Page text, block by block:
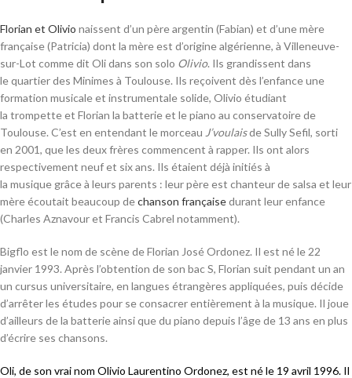
Florian et Olivio naissent d’un père argentin (Fabian) et d’une mère
française (Patricia) dont la mère est d’origine algérienne, à Villeneuve-
sur-Lot comme dit Oli dans son solo Olivio. Ils grandissent dans
le quartier des Minimes à Toulouse. Ils reçoivent dès l’enfance une
formation musicale et instrumentale solide, Olivio étudiant
la trompette et Florian la batterie et le piano au conservatoire de
Toulouse. C’est en entendant le morceau J’voulaisde Sully Sefil, sorti
en 2001, que les deux frères commencent à rapper. Ils ont alors
respectivement neuf et six ans. Ils étaient déjà initiés à
la musique grâce à leurs parents : leur père est chanteur de salsa et leur
mère écoutait beaucoup dechanson françaisedurant leur enfance
(Charles Aznavour et Francis Cabrel notamment).
Bigflo est le nom de scène de Florian José Ordonez. Il est né le 22
janvier 1993. Après l’obtention de son bac S, Florian suit pendant un an
un cursus universitaire, en langues étrangères appliquées, puis décide
d’arrêter les études pour se consacrer entièrement à la musique. Il joue
d’ailleurs de la batterie ainsi que du piano depuis l’âge de 13 ans en plus
d’écrire ses chansons.
Oli, de son vrai nom Olivio Laurentino Ordonez, est né le 19 avril 1996. Il